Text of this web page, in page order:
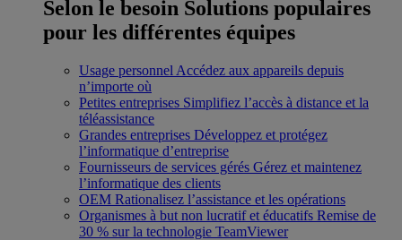
Selon le besoin Solutions populaires
pour les différentes équipes
Usage personnel Accédez aux appareils depuis
n’importe où
Petites entreprises Simplifiez l’accès à distance et la
téléassistance
Grandes entreprises Développez et protégez
l’informatique d’entreprise
Fournisseurs de services gérés Gérez et maintenez
l’informatique des clients
OEM Rationalisez l’assistance et les opérations
Organismes à but non lucratif et éducatifs Remise de
30 % sur la technologie TeamViewer